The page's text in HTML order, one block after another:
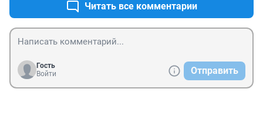
Читать все комментарии
Гость
Войти
Отправить